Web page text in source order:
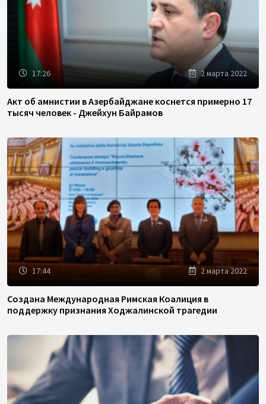
17:26 2 марта 2022
Акт об амнистии в Азербайджане коснется примерно 17
тысяч человек - Джейхун Байрамов
17:44 2 марта 2022
Создана Международная Римская Коалиция в
поддержку признания Ходжалинской трагедии